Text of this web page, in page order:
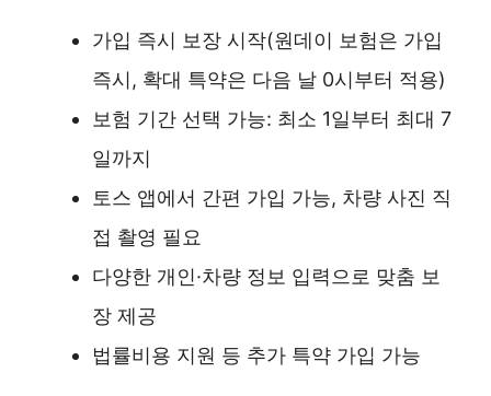
가입 즉시 보장 시작(원데이 보험은 가입
즉시, 확대 특약은 다음 날 0시부터 적용)
보험 기간 선택 가능: 최소 1일부터 최대 7
일까지
토스 앱에서 간편 가입 가능, 차량 사진 직
접 촬영 필요
다양한 개인·차량 정보 입력으로 맞춤 보
장 제공
법률비용 지원 등 추가 특약 가입 가능